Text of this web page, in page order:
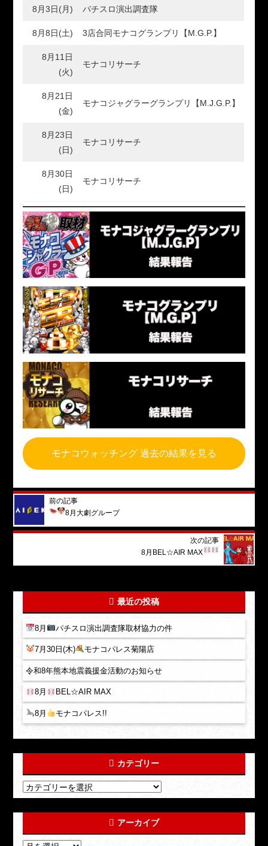
8月3日(月) パチスロ演出調査隊
8月8日(土) 3店合同モナコグランプリ【M.G.P.】
8月11日
(火)
モナコリサーチ
8月21日
(金)
モナコジャグラーグランプリ【M.J.G.P.】
8月23日
(日)
モナコリサーチ
8月30日
(日)
モナコリサーチ
モナコウォッチング 過去の結果を見る
前の記事
8月 大劇グループ
次の記事
8月 BEL☆AIR MAX
最近の投稿
8月 パチスロ演出調査隊取材協力の件
7月30日(木) モナコパレス菊陽店
令和8年熊本地震義援金活動のお知らせ
8月 BEL☆AIR MAX
8月 モナコパレス!!
カテゴリー
アーカイブ